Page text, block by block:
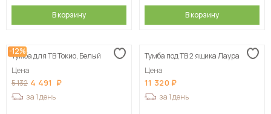
В корзину В корзину
-12%
Тумба для ТВ Токио, Белый
Цена
5 132 4 491
за 1 день
Тумба под ТВ 2 ящика Лаура
Цена
11 320
за 1 день